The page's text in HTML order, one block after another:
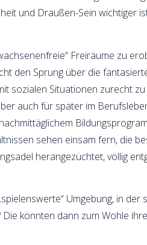
und Draußen-Sein wichtiger
Freiräume zu
den Sprung über die
sozialen Situationen zurecht
auch für später im
sehen einsam fern, die
herangezüchtet, völlig
Umgebung, in
könnten dann zum Wohle